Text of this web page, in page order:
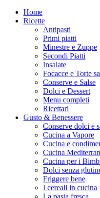
Home
Ricette
Antipasti
Primi piatti
Minestre e Zuppe
Secondi Piatti
Insalate
Focacce e Torte
Conserve e Salse
Dolci e Dessert
Menu completi
Ricettari
Gusto & Benessere
Conserve dolci e
Cucina a Vapore
Cucina e
Cucina
Cucina per i
Dolci senza
Friggere bene
I cereali in cucina
La pasta fresca